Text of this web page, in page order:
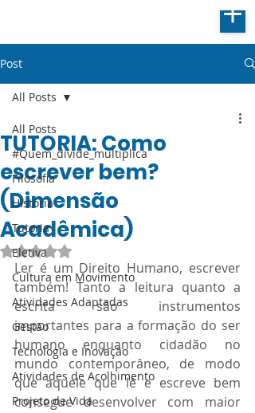
Post
All Posts
#Quem_divide_multiplica
Filosofia
História
Tutoria
Eletiva
Cultura em Movimento
Atividades Adaptadas
Gestão
Tecnologia e Inovação
Atividades de Acolhimento
Projeto de Vida
All Posts
TUTORIA: Como
escrever bem?
(Dimensão
Acadêmica)
Avaliado com NaN de 5 estrelas.
Ler é um Direito Humano, escrever
também! Tanto a leitura quanto a
escrita são instrumentos
importantes para a formação do ser
humano enquanto cidadão no
mundo contemporâneo, de modo
que aquele que lê e escreve bem
consegue desenvolver com maior